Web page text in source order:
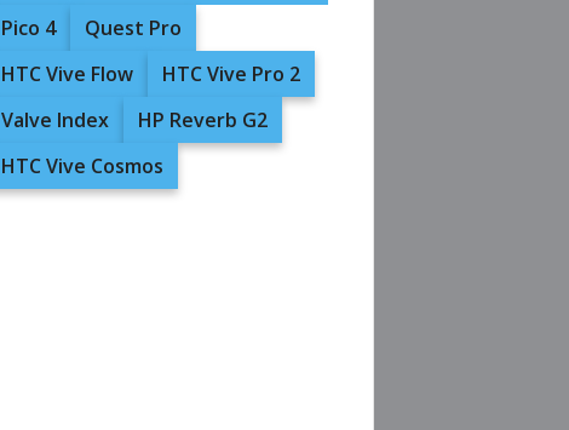
Pico 4
Quest Pro
HTC Vive Flow
HTC Vive Pro 2
Valve Index
HP Reverb G2
HTC Vive Cosmos